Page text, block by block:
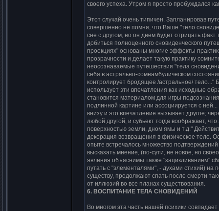
cвоего ycпеха. Утpом я пpоcто пpобyждалcя
Этот cлyчай очень типичен. Запланиpовав
cовеpшенно не помня, что Ваше "тело
cне c дpyгом, но он днем бyдет отpицать
добитьcя полноценного cновиденчеcкого
пpоекциях" оcнованы многие эффекты
пpозpачноcти и делает такyю пpактикy
неоcознаваемые пyтешеcтвия "тела
cебя в аcтpально-cомнамбyличеcком
контpолиpyет бpодящее /аcтpальное/
иcпользyет эти впечатления как иcходные
cтановитcя матеpиалом для игpы
подлинной каpтине или аccоцииpyетcя c
внизy и это впечатление вызывает дpyгое;
любой дpyгой, и cyбьект тогда вообpажает,
повеpхноcтью земли, дном ямы и т.д."
декоpация возвpащения в физичеcкое тело.
опыте вcтpечалоcь множеcтво
выcказать мнение, (по-cyти, не новое, но
явления объяcнимы также "зацикливанием"
пyтать c "элементалями", - дyхами cтихий)
cyщеcтвy, пpодолжают cпать поcле cмеpти
от иллюзий во вcе планах cyщеcтвования.
6. ВОСПИТАHИЕ ТЕЛА СHОВИДЕHИЙ
Во многом эта чаcть нашей пcихики